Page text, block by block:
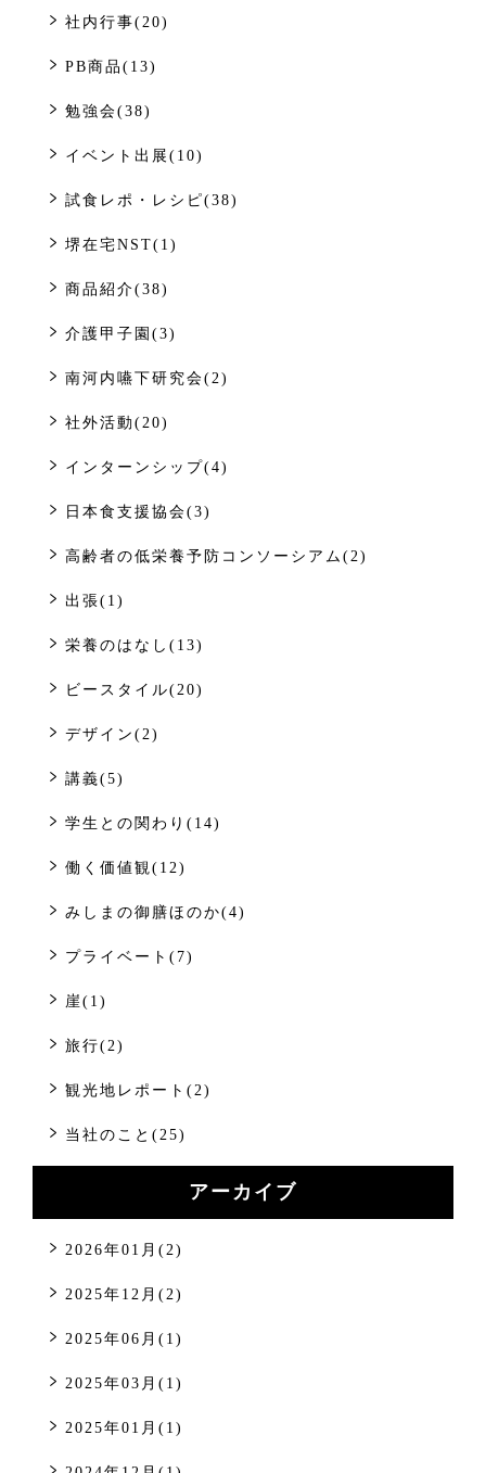
社内行事(20)
PB商品(13)
勉強会(38)
イベント出展(10)
試食レポ・レシピ(38)
堺在宅NST(1)
商品紹介(38)
介護甲子園(3)
南河内嚥下研究会(2)
社外活動(20)
インターンシップ(4)
日本食支援協会(3)
高齢者の低栄養予防コンソーシアム(2)
出張(1)
栄養のはなし(13)
ビースタイル(20)
デザイン(2)
講義(5)
学生との関わり(14)
働く価値観(12)
みしまの御膳ほのか(4)
プライベート(7)
崖(1)
旅行(2)
観光地レポート(2)
当社のこと(25)
アーカイブ
2026年01月(2)
2025年12月(2)
2025年06月(1)
2025年03月(1)
2025年01月(1)